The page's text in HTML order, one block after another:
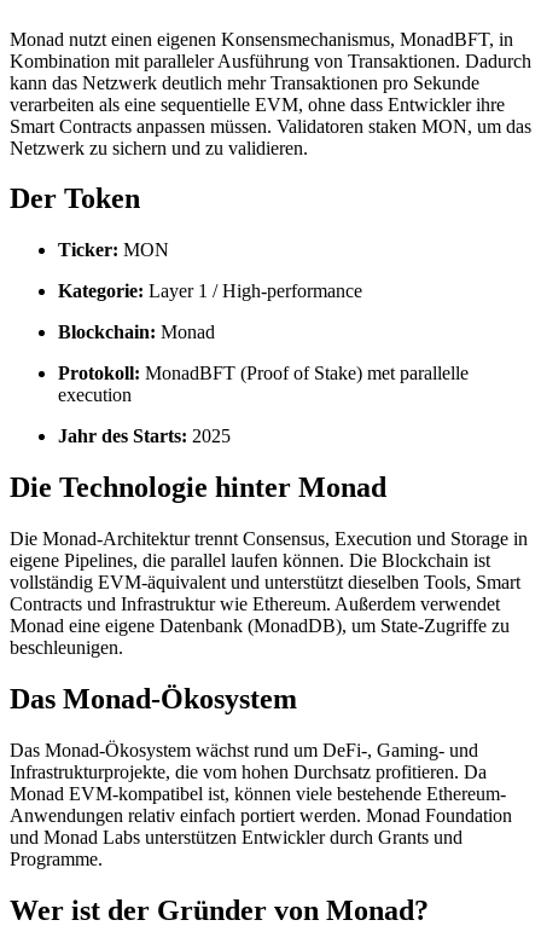
Monad nutzt einen eigenen Konsensmechanismus, MonadBFT, in
Kombination mit paralleler Ausführung von Transaktionen. Dadurch
kann das Netzwerk deutlich mehr Transaktionen pro Sekunde
verarbeiten als eine sequentielle EVM, ohne dass Entwickler ihre
Smart Contracts anpassen müssen. Validatoren staken MON, um das
Netzwerk zu sichern und zu validieren.
Der Token
Ticker: MON
Kategorie: Layer 1 / High-performance
Blockchain: Monad
Protokoll: MonadBFT (Proof of Stake) met parallelle
execution
Jahr des Starts: 2025
Die Technologie hinter Monad
Die Monad-Architektur trennt Consensus, Execution und Storage in
eigene Pipelines, die parallel laufen können. Die Blockchain ist
vollständig EVM-äquivalent und unterstützt dieselben Tools, Smart
Contracts und Infrastruktur wie Ethereum. Außerdem verwendet
Monad eine eigene Datenbank (MonadDB), um State-Zugriffe zu
beschleunigen.
Das Monad-Ökosystem
Das Monad-Ökosystem wächst rund um DeFi-, Gaming- und
Infrastrukturprojekte, die vom hohen Durchsatz profitieren. Da
Monad EVM-kompatibel ist, können viele bestehende Ethereum-
Anwendungen relativ einfach portiert werden. Monad Foundation
und Monad Labs unterstützen Entwickler durch Grants und
Programme.
Wer ist der Gründer von Monad?